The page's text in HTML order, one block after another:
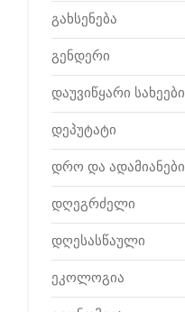
გახსენება
გენდერი
დაუვიწყარი სახეები
დეპუტატი
დრო და ადამიანები
დღეგრძელი
დღესასწაული
ეკოლოგია